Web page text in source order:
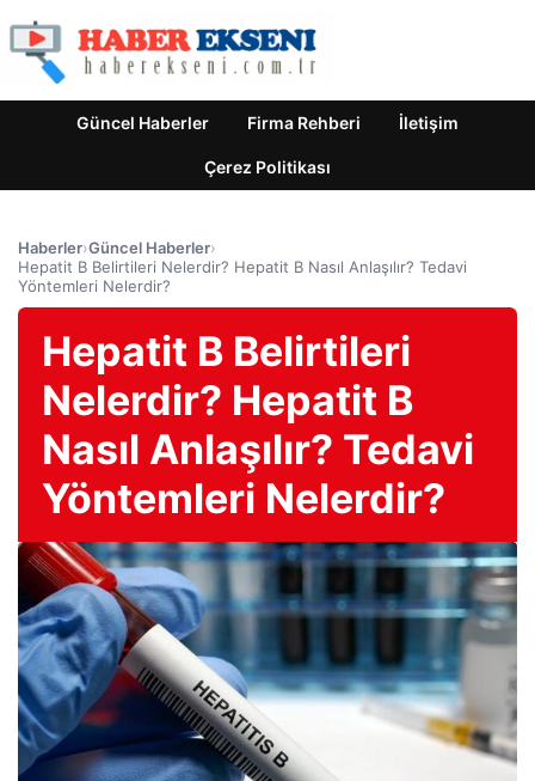
Güncel Haberler Firma Rehberi İletişim
Çerez Politikası
Haberler›Güncel Haberler›
Hepatit B Belirtileri Nelerdir? Hepatit B Nasıl Anlaşılır? Tedavi
Yöntemleri Nelerdir?
Hepatit B Belirtileri
Nelerdir? Hepatit B
Nasıl Anlaşılır? Tedavi
Yöntemleri Nelerdir?